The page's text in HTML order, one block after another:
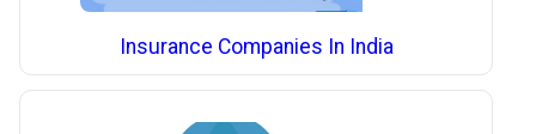
Insurance Companies In India